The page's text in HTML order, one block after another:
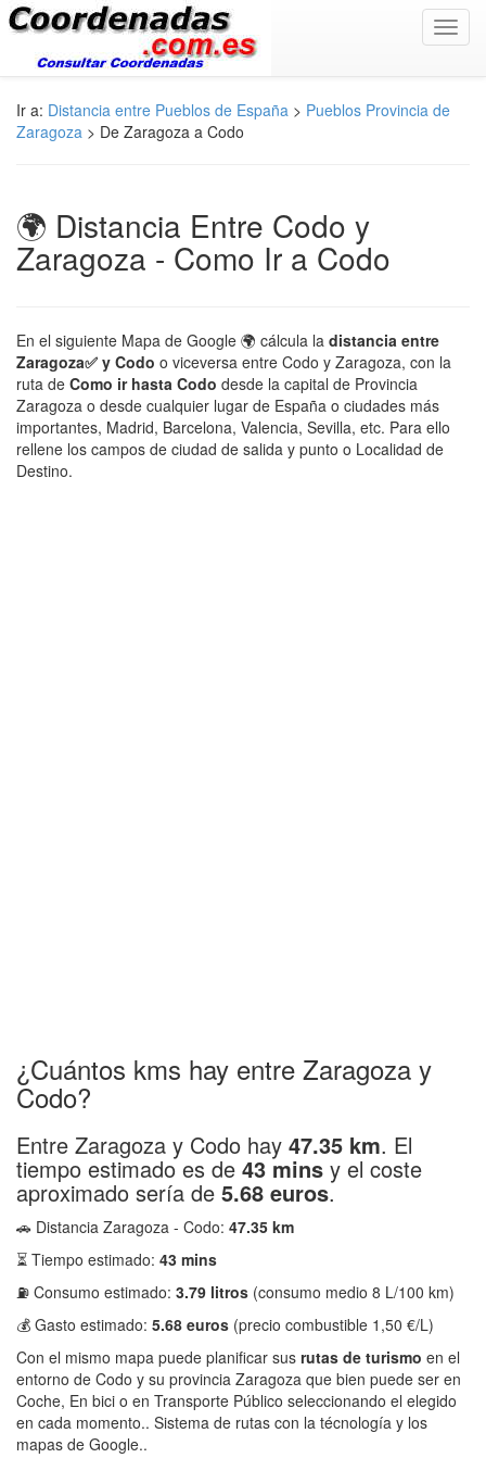
Ir a: Distancia entre Pueblos de España > Pueblos Provincia de
Zaragoza > De Zaragoza a Codo
🌍 Distancia Entre Codo y
Zaragoza - Como Ir a Codo
En el siguiente Mapa de Google 🌍 cálcula la distancia entre
Zaragoza✅ y Codo o viceversa entre Codo y Zaragoza, con la
ruta de Como ir hasta Codo desde la capital de Provincia
Zaragoza o desde cualquier lugar de España o ciudades más
importantes, Madrid, Barcelona, Valencia, Sevilla, etc. Para ello
rellene los campos de ciudad de salida y punto o Localidad de
Destino.
¿Cuántos kms hay entre Zaragoza y
Codo?
Entre Zaragoza y Codo hay 47.35 km. El
tiempo estimado es de 43 mins y el coste
aproximado sería de 5.68 euros.
🚗 Distancia Zaragoza - Codo: 47.35 km
⏳ Tiempo estimado: 43 mins
⛽ Consumo estimado: 3.79 litros (consumo medio 8 L/100 km)
💰 Gasto estimado: 5.68 euros (precio combustible 1,50 €/L)
Con el mismo mapa puede planificar sus rutas de turismo en el
entorno de Codo y su provincia Zaragoza que bien puede ser en
Coche, En bici o en Transporte Público seleccionando el elegido
en cada momento.. Sistema de rutas con la técnología y los
mapas de Google..